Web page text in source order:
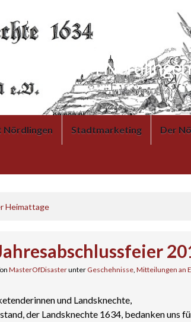
1634 Nördlingen
Nördlingen Stadtmarketing Der
Heimattage
MasterOfDisasterunter Geschehnisse, Mitteilungen an
und Landsknechte,
der Landsknechte 1634, bedanken uns